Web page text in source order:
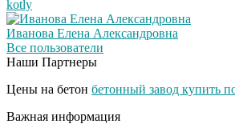
kotly
Иванова Елена Александровна
Все пользователи
Наши Партнеры
Цены на бетон бетонный завод купить
Важная информация